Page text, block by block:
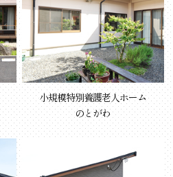
小規模特別養護老人ホーム
のとがわ